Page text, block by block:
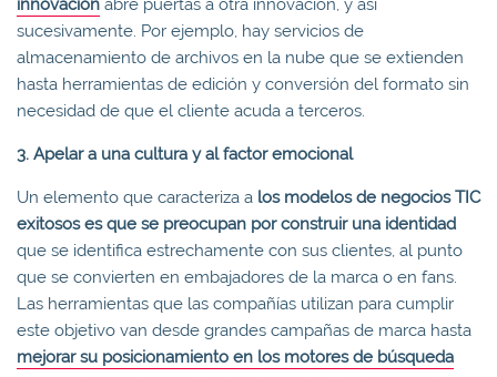
innovación abre puertas a otra innovación, y así
sucesivamente. Por ejemplo, hay servicios de
almacenamiento de archivos en la nube que se extienden
hasta herramientas de edición y conversión del formato sin
necesidad de que el cliente acuda a terceros.
3. Apelar a una cultura y al factor emocional
Un elemento que caracteriza a los modelos de negocios TIC
exitosos es que se preocupan por construir una identidad
que se identifica estrechamente con sus clientes, al punto
que se convierten en embajadores de la marca o en fans.
Las herramientas que las compañías utilizan para cumplir
este objetivo van desde grandes campañas de marca hasta
mejorar su posicionamiento en los motores de búsqueda